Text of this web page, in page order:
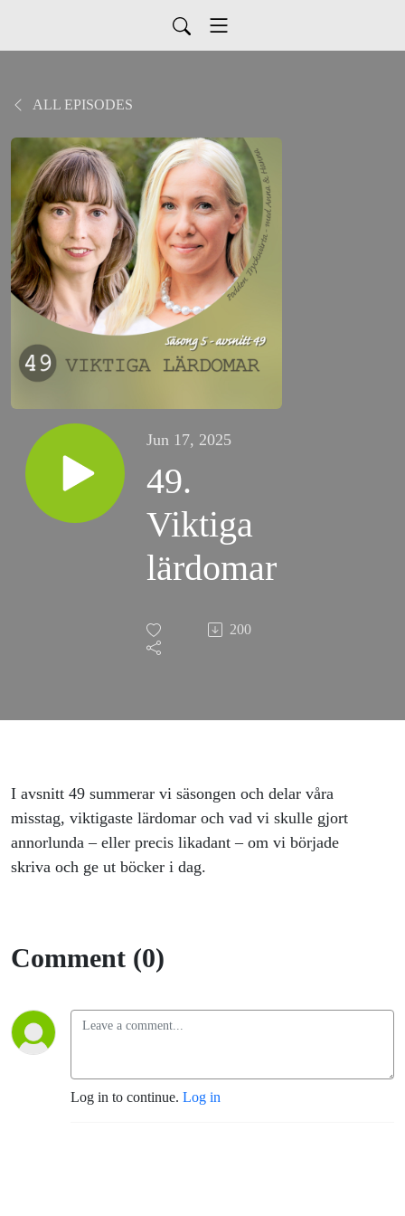
ALL EPISODES
Jun 17, 2025
49.
Viktiga
lärdomar
200
I avsnitt 49 summerar vi säsongen och delar våra
misstag, viktigaste lärdomar och vad vi skulle gjort
annorlunda – eller precis likadant – om vi började
skriva och ge ut böcker i dag.
Comment (0)
Log in to continue. Log in